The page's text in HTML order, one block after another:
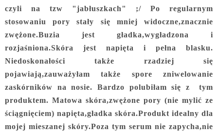
czyli na tzw "jabłuszkach" ;/ Po regularnym
stosowaniu pory stały się mniej widoczne,znacznie
zwężone.Buzia jest gładka,wygładzona i
rozjaśniona.Skóra jest napięta i pełna blasku.
Niedoskonałości także rzadziej się
pojawiają,zauważyłam także spore zniwelowanie
zaskórników na nosie. Bardzo polubiłam się z tym
produktem. Matowa skóra,zwężone pory (nie mylić ze
ściągnięciem) napięta,gładka skóra.Produkt idealny dla
mojej mieszanej skóry.Poza tym serum nie zapycha,nie